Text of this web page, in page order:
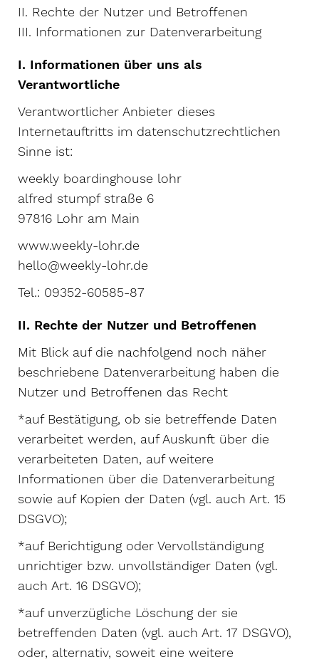
II. Rechte der Nutzer und Betroffenen
III. Informationen zur Datenverarbeitung
I. Informationen über uns als
Verantwortliche
Verantwortlicher Anbieter dieses
Internetauftritts im datenschutzrechtlichen
Sinne ist:
weekly boardinghouse lohr
alfred stumpf straße 6
97816 Lohr am Main
www.weekly-lohr.de
hello@weekly-lohr.de
Tel.: 09352-60585-87
II. Rechte der Nutzer und Betroffenen
Mit Blick auf die nachfolgend noch näher
beschriebene Datenverarbeitung haben die
Nutzer und Betroffenen das Recht
*auf Bestätigung, ob sie betreffende Daten
verarbeitet werden, auf Auskunft über die
verarbeiteten Daten, auf weitere
Informationen über die Datenverarbeitung
sowie auf Kopien der Daten (vgl. auch Art. 15
DSGVO);
*auf Berichtigung oder Vervollständigung
unrichtiger bzw. unvollständiger Daten (vgl.
auch Art. 16 DSGVO);
*auf unverzügliche Löschung der sie
betreffenden Daten (vgl. auch Art. 17 DSGVO),
oder, alternativ, soweit eine weitere